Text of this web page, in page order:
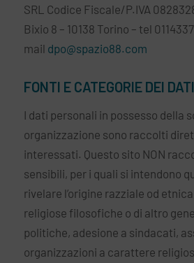
SRL Codice Fiscale/P.IVA
Bixio 8 – 10138 Torino – tel
mail dpo@spazio88.com
FONTI E CATEGORIE DEI
I dati personali in possesso della
organizzazione sono raccolti
interessati. Questo sito NON
sensibili, per i quali si intendono
rivelare l’origine razziale od
religiose filosofiche o di altro
politiche, adesione a sindacati,
organizzazioni a carattere